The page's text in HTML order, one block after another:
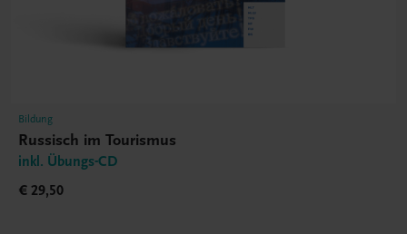
Bildung
Russisch im Tourismus
inkl. Übungs-CD
€ 29,50